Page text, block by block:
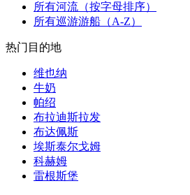
所有河流（按字母排序）
所有巡游游船（A-Z）
热门目的地
维也纳
牛奶
帕绍
布拉迪斯拉发
布达佩斯
埃斯泰尔戈姆
科赫姆
雷根斯堡